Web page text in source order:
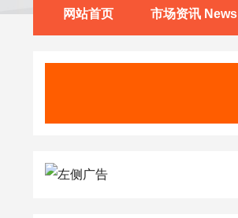
网站首页 市场资讯 News